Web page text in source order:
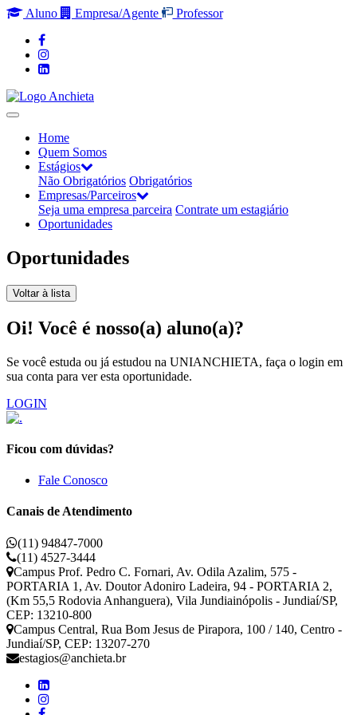
Aluno Empresa/Agente Professor
Home
Quem Somos
Estágios
Não Obrigatórios Obrigatórios
Empresas/Parceiros
Seja uma empresa parceira Contrate um estagiário
Oportunidades
Oportunidades
Voltar à lista
Oi! Você é nosso(a) aluno(a)?
Se você estuda ou já estudou na UNIANCHIETA, faça o login em
sua conta para ver esta oportunidade.
LOGIN
Ficou com dúvidas?
Fale Conosco
Canais de Atendimento
(11) 94847-7000
(11) 4527-3444
Campus Prof. Pedro C. Fornari, Av. Odila Azalim, 575 -
PORTARIA 1, Av. Doutor Adoniro Ladeira, 94 - PORTARIA 2,
(Km 55,5 Rodovia Anhanguera), Vila Jundiainópolis - Jundiaí/SP,
CEP: 13210-800
Campus Central, Rua Bom Jesus de Pirapora, 100 / 140, Centro -
Jundiaí/SP, CEP: 13207-270
estagios@anchieta.br